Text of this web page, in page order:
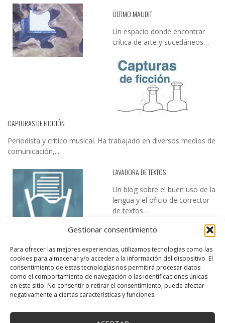
Gestionar consentimiento
Para ofrecer las mejores experiencias, utilizamos tecnologías como las
cookies para almacenar y/o acceder a la información del dispositivo. El
consentimiento de estas tecnologías nos permitirá procesar datos
como el comportamiento de navegación o las identificaciones únicas
en este sitio. No consentir o retirar el consentimiento, puede afectar
negativamente a ciertas características y funciones.
ÚLTIMO MAUDIT
Un espacio donde encontrar
crítica de arte y sucedáneos…
CAPTURAS DE FICCIÓN
Periodista y crítico musical. Ha trabajado en diversos medios de
comunicación,...
LAVADORA DE TEXTOS
Un blog sobre el buen uso de la
lengua y el oficio de corrector
de textos…
DESIREE MARTÍN